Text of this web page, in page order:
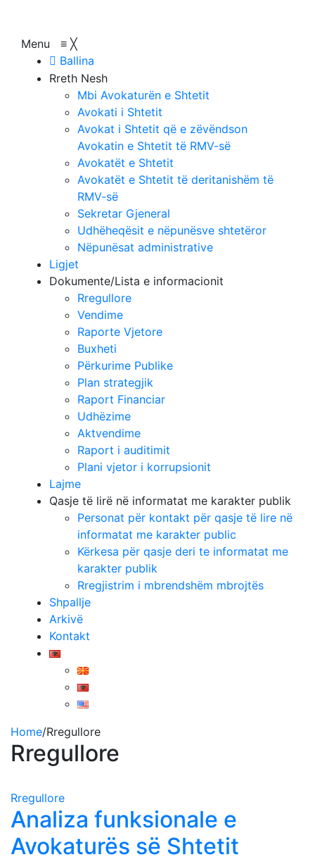
Menu ≡ ╳
Ballina
Rreth Nesh
Mbi Avokaturën e Shtetit
Avokati i Shtetit
Avokat i Shtetit që e zëvëndson
Avokatin e Shtetit të RMV-së
Avokatët e Shtetit
Avokatët e Shtetit të deritanishëm të
RMV-së
Sekretar Gjeneral
Udhëheqësit e nëpunësve shtetëror
Nëpunësat administrative
Ligjet
Dokumente/Lista e informacionit
Rregullore
Vendime
Raporte Vjetore
Buxheti
Përkurime Publike
Plan strategjik
Raport Financiar
Udhëzime
Aktvendime
Raport i auditimit
Plani vjetor i korrupsionit
Lajme
Qasje të lirë në informatat me karakter publik
Personat për kontakt për qasje të lire në
informatat me karakter public
Kërkesa për qasje deri te informatat me
karakter publik
Rregjistrim i mbrendshëm mbrojtës
Shpallje
Arkivë
Kontakt
Home/Rregullore
Rregullore
Rregullore
Analiza funksionale e
Avokaturës së Shtetit